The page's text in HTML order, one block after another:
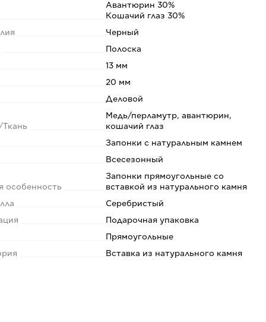
Авантюрин 30%
Кошачий глаз 30%
Черный
Полоска
13 мм
20 мм
Деловой
Медь/перламутр, авантюрин,
кошачий глаз
Запонки с натуральным камнем
Всесезонный
особенность
Запонки прямоугольные со
вставкой из натурального камня
Серебристый
Подарочная упаковка
Прямоугольные
Вставка из натурального камня